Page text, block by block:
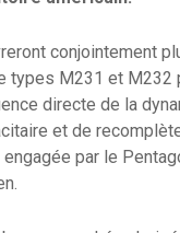
conjointement
types M231 et M232
directe de la
et de
par le